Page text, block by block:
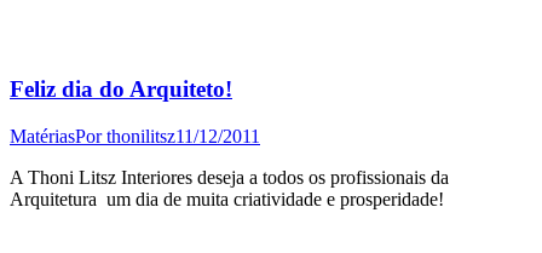
Feliz dia do Arquiteto!
MatériasPorthonilitsz11/12/2011
A Thoni Litsz Interiores deseja a todos os profissionais da
Arquitetura um dia de muita criatividade e prosperidade!